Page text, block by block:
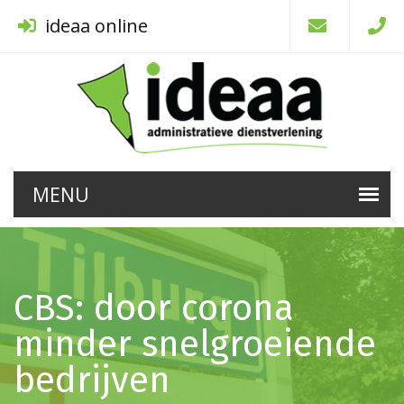
ideaa online
CBS: door corona
minder snelgroeiende
bedrijven